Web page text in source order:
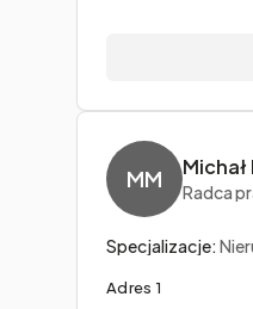
MM Radca
Specjalizacje:
Adres 1